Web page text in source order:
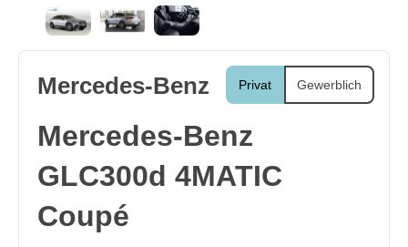
Privat Gewerblich
Mercedes-Benz
Mercedes-Benz
GLC300d 4MATIC
Coupé